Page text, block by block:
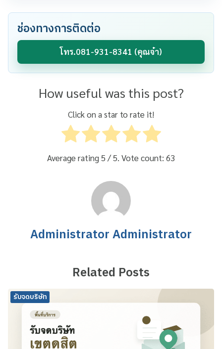
ช่องทางการติดต่อ
โทร.081-931-8341 (คุณจ๋า)
How useful was this post?
Click on a star to rate it!
Average rating5 / 5. Vote count: 63
Administrator Administrator
Related Posts
รับจดบริษัท